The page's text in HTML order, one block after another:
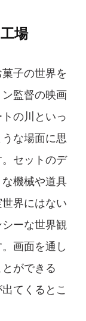
場
子の世界を
監督の映画
の川といっ
な場面に思
セットのデ
機械や道具
界にはない
ーな世界観
画面を通し
ができる
てくるとこ